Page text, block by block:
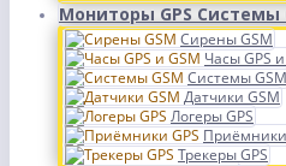
Мониторы GPS Системы
Сирены GSM
Часы GPS
Системы GSM
Датчики GSM
Логеры GPS
Приёмники
Трекеры GPS